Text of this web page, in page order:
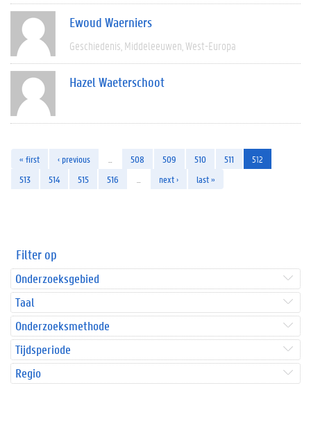
Ewoud Waerniers
Geschiedenis Middeleeuwen West-Europa
Hazel Waeterschoot
« first ‹ previous 508 509 510 511
512
513
514 515 516 next › last »
Filter op
Onderzoeksgebied
Taal
Onderzoeksmethode
Tijdsperiode
Regio